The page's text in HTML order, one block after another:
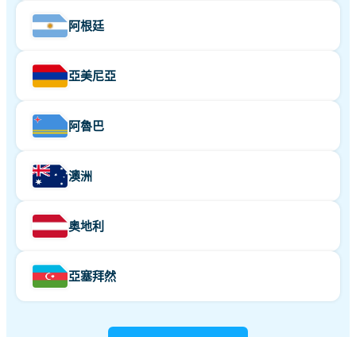
阿根廷
亞美尼亞
阿魯巴
澳洲
奥地利
亞塞拜然